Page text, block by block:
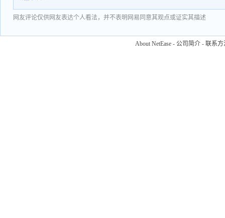
网友评论仅供网友表达个人看法，并不表明网易同意其观点或证实其描述
About NetEase - 公司简介 - 联系方